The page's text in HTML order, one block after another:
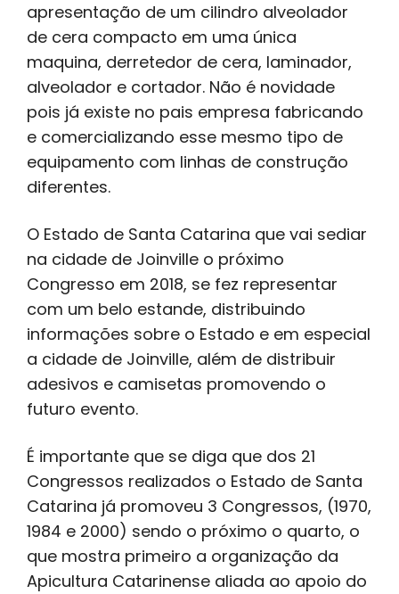
apresentação de um cilindro alveolador
de cera compacto em uma única
maquina, derretedor de cera, laminador,
alveolador e cortador. Não é novidade
pois já existe no pais empresa fabricando
e comercializando esse mesmo tipo de
equipamento com linhas de construção
diferentes.
O Estado de Santa Catarina que vai sediar
na cidade de Joinville o próximo
Congresso em 2018, se fez representar
com um belo estande, distribuindo
informações sobre o Estado e em especial
a cidade de Joinville, além de distribuir
adesivos e camisetas promovendo o
futuro evento.
É importante que se diga que dos 21
Congressos realizados o Estado de Santa
Catarina já promoveu 3 Congressos, (1970,
1984 e 2000) sendo o próximo o quarto, o
que mostra primeiro a organização da
Apicultura Catarinense aliada ao apoio do